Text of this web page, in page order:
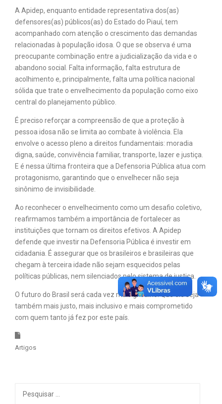
A Apidep, enquanto entidade representativa dos(as)
defensores(as) públicos(as) do Estado do Piauí, tem
acompanhado com atenção o crescimento das demandas
relacionadas à população idosa. O que se observa é uma
preocupante combinação entre a judicialização da vida e o
abandono social. Falta informação, falta estrutura de
acolhimento e, principalmente, falta uma política nacional
sólida que trate o envelhecimento da população como eixo
central do planejamento público.
É preciso reforçar a compreensão de que a proteção à
pessoa idosa não se limita ao combate à violência. Ela
envolve o acesso pleno a direitos fundamentais: moradia
digna, saúde, convivência familiar, transporte, lazer e justiça.
E é nessa última fronteira que a Defensoria Pública atua com
protagonismo, garantindo que o envelhecer não seja
sinônimo de invisibilidade.
Ao reconhecer o envelhecimento como um desafio coletivo,
reafirmamos também a importância de fortalecer as
instituições que tornam os direitos efetivos. A Apidep
defende que investir na Defensoria Pública é investir em
cidadania. É assegurar que os brasileiros e brasileiras que
chegam à terceira idade não sejam esquecidos pelas
políticas públicas, nem silenciados pelo sistema de justiça.
O futuro do Brasil será cada vez mais grisalho. Que ele seja
também mais justo, mais inclusivo e mais comprometido
com quem tanto já fez por este país.
Artigos
por: